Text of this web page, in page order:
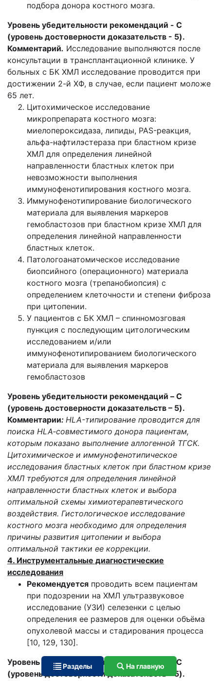
подбора донора костного мозга.
Уровень убедительности рекомендаций - C
(уровень достоверности доказательств - 5).
Комментарий. Исследование выполняются после
консультации в трансплантационной клинике. У
больных с БК ХМЛ исследование проводится при
достижении 2-й ХФ, в случае, если пациент моложе
65 лет.
Цитохимическое исследование
микропрепарата костного мозга:
миелопероксидаза, липиды, PAS-реакция,
альфа-нафтилэстераза при бластном кризе
ХМЛ для определения линейной
направленности бластных клеток при
невозможности выполнения
иммунофенотипирования костного мозга.
Иммунофенотипирование биологического
материала для выявления маркеров
гемобластозов при бластном кризе ХМЛ для
определения линейной направленности
бластных клеток.
Патологоанатомическое исследование
биопсийного (операционного) материала
костного мозга (трепанобиопсия) с
определением клеточности и степени фиброза
при цитопении.
У пациентов с БК ХМЛ – спинномозговая
пункция с последующим цитологическим
исследованием и/или
иммунофенотипированием биологического
материала для выявления маркеров
гемобластозов
Уровень убедительности рекомендаций – C
(уровень достоверности доказательств – 5).
Комментарии: HLA-типирование проводится для
поиска HLA‑совместимого донора пациентам,
которым показано выполнение аллогенной ТГСК.
Цитохимическое и иммунофенотипическое
исследования бластных клеток при бластном кризе
ХМЛ требуются для определения линейной
направленности бластных клеток и выбора
оптимальной схемы химиотерапевтического
воздействия. Гистологическое исследование
костного мозга необходимо для определения
причины развития цитопении и выбора
оптимальной тактики ее коррекции.
4. Инструментальные диагностические
исследования
Рекомендуется проводить всем пациентам
при подозрении на ХМЛ ультразвуковое
исследование (УЗИ) селезенки с целью
определения ее размеров для оценки объёма
опухолевой массы и стадирования процесса
[10, 129, 130].
Уровень убедительности рекомендаций - C
(уровень достоверности доказательств - 5).
Разделы На главную